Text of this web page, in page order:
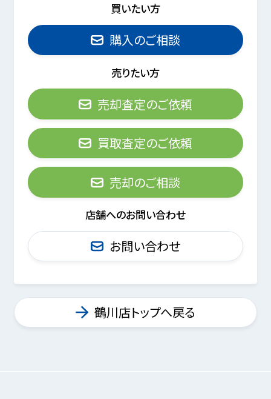
買いたい方
購入のご相談
売りたい方
売却査定のご依頼
買取査定のご依頼
売却のご相談
店舗へのお問い合わせ
お問い合わせ
鶴川店トップへ戻る